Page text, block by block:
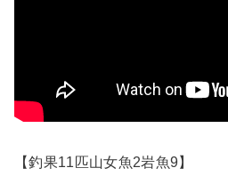
【釣果11匹山女魚2岩魚9】